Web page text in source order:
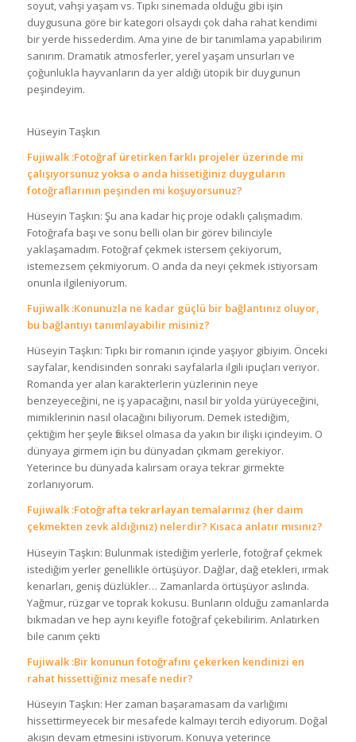
soyut, vahşi yaşam vs. Tıpkı sinemada olduğu gibi işin
duygusuna göre bir kategori olsaydı çok daha rahat kendimi
bir yerde hissederdim. Ama yine de bir tanımlama yapabilirim
sanırım. Dramatik atmosferler, yerel yaşam unsurları ve
çoğunlukla hayvanların da yer aldığı ütopik bir duygunun
peşindeyim.
Hüseyin Taşkın
Fujiwalk :Fotoğraf üretirken farklı projeler üzerinde mi
çalışıyorsunuz yoksa o anda hissetiğiniz duyguların
fotoğraflarının peşinden mi koşuyorsunuz?
Hüseyin Taşkın: Şu ana kadar hiç proje odaklı çalışmadım.
Fotoğrafa başı ve sonu belli olan bir görev bilinciyle
yaklaşamadım. Fotoğraf çekmek istersem çekiyorum,
istemezsem çekmiyorum. O anda da neyi çekmek istiyorsam
onunla ilgileniyorum.
Fujiwalk :Konunuzla ne kadar güçlü bir bağlantınız oluyor,
bu bağlantıyı tanımlayabilir misiniz?
Hüseyin Taşkın: Tıpkı bir romanın içinde yaşıyor gibiyim. Önceki
sayfalar, kendisinden sonraki sayfalarla ilgili ipuçları veriyor.
Romanda yer alan karakterlerin yüzlerinin neye
benzeyeceğini, ne iş yapacağını, nasıl bir yolda yürüyeceğini,
mimiklerinin nasıl olacağını biliyorum. Demek istediğim,
çektiğim her şeyle fiziksel olmasa da yakın bir ilişki içindeyim. O
dünyaya girmem için bu dünyadan çıkmam gerekiyor.
Yeterince bu dünyada kalırsam oraya tekrar girmekte
zorlanıyorum.
Fujiwalk :Fotoğrafta tekrarlayan temalarınız (her daim
çekmekten zevk aldığınız) nelerdir? Kısaca anlatır mısınız?
Hüseyin Taşkın: Bulunmak istediğim yerlerle, fotoğraf çekmek
istediğim yerler genellikle örtüşüyor. Dağlar, dağ etekleri, ırmak
kenarları, geniş düzlükler… Zamanlarda örtüşüyor aslında.
Yağmur, rüzgar ve toprak kokusu. Bunların olduğu zamanlarda
bıkmadan ve hep aynı keyifle fotoğraf çekebilirim. Anlatırken
bile canım çekti
Fujiwalk :Bir konunun fotoğrafını çekerken kendinizi en
rahat hissettiğiniz mesafe nedir?
Hüseyin Taşkın: Her zaman başaramasam da varlığımı
hissettirmeyecek bir mesafede kalmayı tercih ediyorum. Doğal
akışın devam etmesini istiyorum. Konuya yeterince